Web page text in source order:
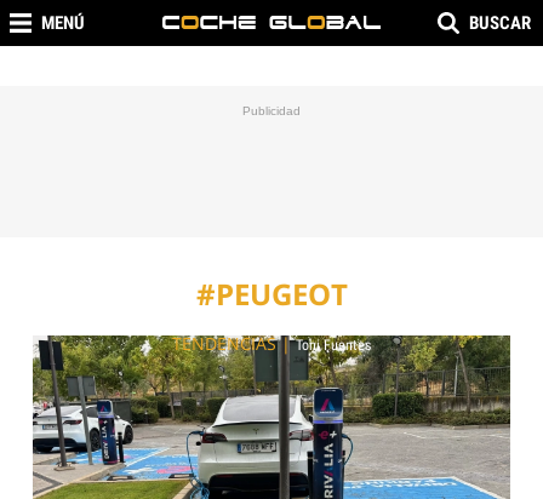
MENÚ BUSCAR
#PEUGEOT
TENDENCIAS|Toni Fuentes